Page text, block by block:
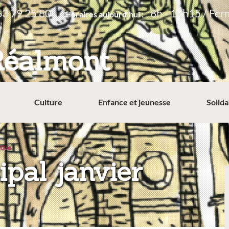
79 25 80 Horaires aujourd'hui : 8h - 12h15 /
Culture Enfance et jeunesse
janvier